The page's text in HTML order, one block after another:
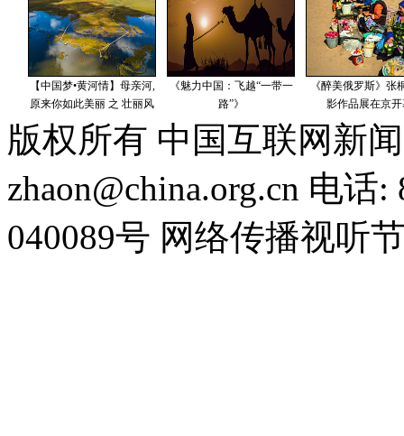
版权所有 中国互联网新
zhaon@china.org.cn 电话
040089号 网络传播视听